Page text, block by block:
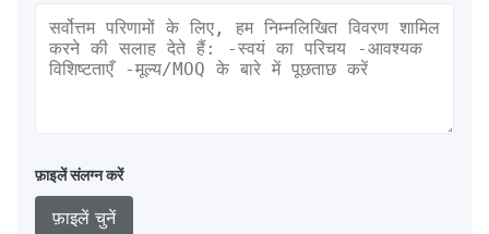
फ़ाइलें संलग्न करें
फ़ाइलें चुनें